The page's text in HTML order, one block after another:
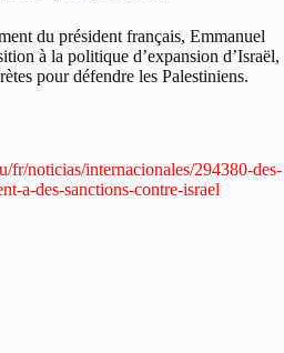
du président français, Emmanuel
à la politique d’expansion d’Israël,
pour défendre les Palestiniens.
fr/noticias/internacionales/294380-des-
a-des-sanctions-contre-israel